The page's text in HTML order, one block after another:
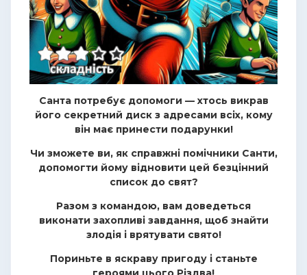
Санта потребує допомоги — хтось викрав
його секретний диск з адресами всіх, кому
він має принести подарунки!
Чи зможете ви, як справжні помічники Санти,
допомогти йому відновити цей безцінний
список до свят?
Разом з командою, вам доведеться
виконати захопливі завдання, щоб знайти
злодія і врятувати свято!
Пориньте в яскраву пригоду і станьте